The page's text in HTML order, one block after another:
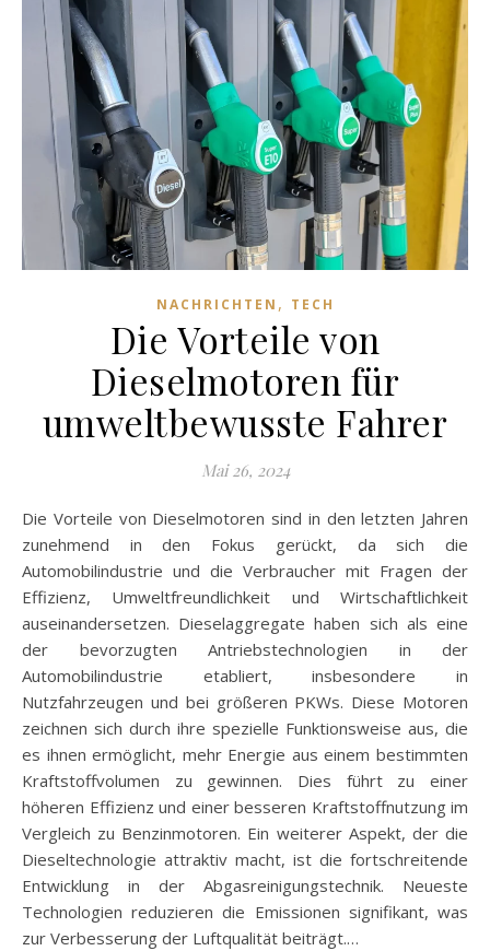
NACHRICHTEN , TECH
Die Vorteile von
Dieselmotoren für
umweltbewusste Fahrer
Mai 26, 2024
Die Vorteile von Dieselmotoren sind in den letzten Jahren
zunehmend in den Fokus gerückt, da sich die
Automobilindustrie und die Verbraucher mit Fragen der
Effizienz, Umweltfreundlichkeit und Wirtschaftlichkeit
auseinandersetzen. Dieselaggregate haben sich als eine
der bevorzugten Antriebstechnologien in der
Automobilindustrie etabliert, insbesondere in
Nutzfahrzeugen und bei größeren PKWs. Diese Motoren
zeichnen sich durch ihre spezielle Funktionsweise aus, die
es ihnen ermöglicht, mehr Energie aus einem bestimmten
Kraftstoffvolumen zu gewinnen. Dies führt zu einer
höheren Effizienz und einer besseren Kraftstoffnutzung im
Vergleich zu Benzinmotoren. Ein weiterer Aspekt, der die
Dieseltechnologie attraktiv macht, ist die fortschreitende
Entwicklung in der Abgasreinigungstechnik. Neueste
Technologien reduzieren die Emissionen signifikant, was
zur Verbesserung der Luftqualität beiträgt.…